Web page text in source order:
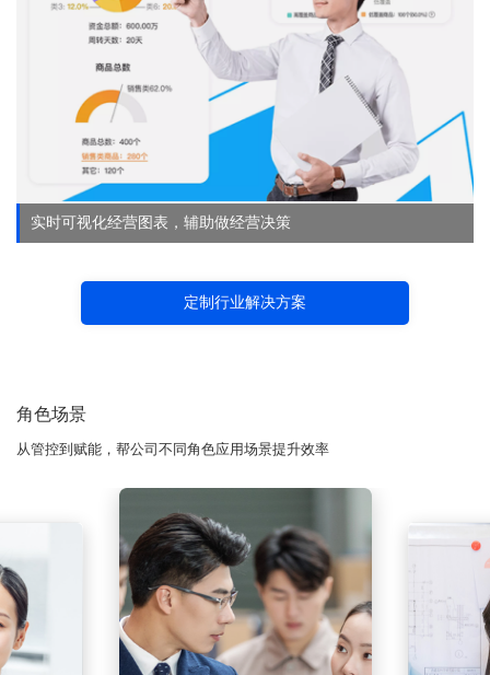
实时可视化经营图表，辅助做经营决策
定制行业解决方案
角色场景
从管控到赋能，帮公司不同角色应用场景提升效率